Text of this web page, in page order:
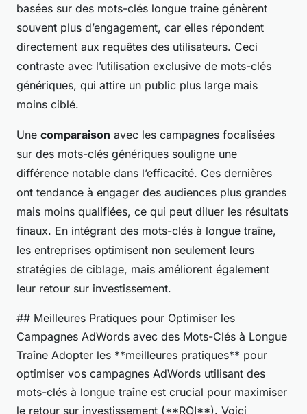
basées sur des mots-clés longue traîne génèrent
souvent plus d’engagement, car elles répondent
directement aux requêtes des utilisateurs. Ceci
contraste avec l’utilisation exclusive de mots-clés
génériques, qui attire un public plus large mais
moins ciblé.
Une comparaison avec les campagnes focalisées
sur des mots-clés génériques souligne une
différence notable dans l’efficacité. Ces dernières
ont tendance à engager des audiences plus grandes
mais moins qualifiées, ce qui peut diluer les résultats
finaux. En intégrant des mots-clés à longue traîne,
les entreprises optimisent non seulement leurs
stratégies de ciblage, mais améliorent également
leur retour sur investissement.
## Meilleures Pratiques pour Optimiser les
Campagnes AdWords avec des Mots-Clés à Longue
Traîne Adopter les **meilleures pratiques** pour
optimiser vos campagnes AdWords utilisant des
mots-clés à longue traîne est crucial pour maximiser
le retour sur investissement (**ROI**). Voici